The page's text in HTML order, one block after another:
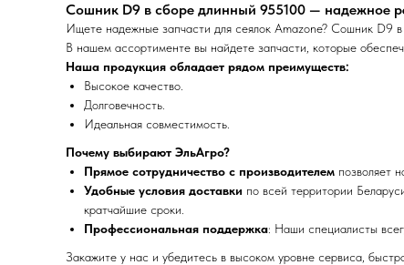
Сошник D9 в сборе длинный 955100 — надежное
Ищете надежные запчасти для сеялок Amazone? Сошник D9
В нашем ассортименте вы найдете запчасти, которые
Наша продукция обладает рядом преимуществ:
Высокое качество.
Долговечность.
Идеальная совместимость.
Почему выбирают ЭльАгро?
Прямое сотрудничество с производителем позволяет
Удобные условия доставки по всей территории
кратчайшие сроки.
Профессиональная поддержка: Наши специалисты
Закажите у нас и убедитесь в высоком уровне сервиса,